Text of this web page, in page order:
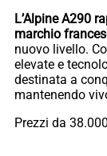
L’Alpine A290
marchio
nuovo livello.
elevate e
destinata a
mantenendo
Prezzi da